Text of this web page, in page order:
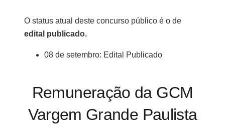
O status atual deste concurso público é o de
edital publicado.
08 de setembro: Edital Publicado
Remuneração da GCM
Vargem Grande Paulista